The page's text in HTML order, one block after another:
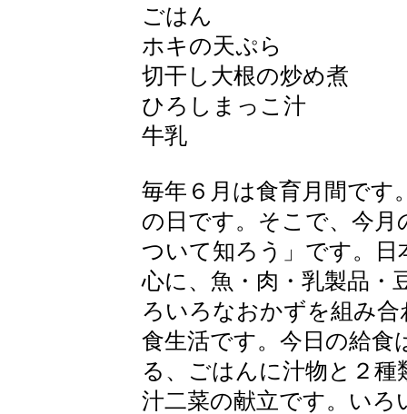
ごはん
ホキの天ぷら
切干し大根の炒め煮
ひろしまっこ汁
牛乳
毎年６月は食育月間です
の日です。そこで、今月
ついて知ろう」です。
心に、魚・肉・乳製品・
ろいろなおかずを組み
食生活です。今日の給食
る、ごはんに汁物と２
汁二菜の献立です。い